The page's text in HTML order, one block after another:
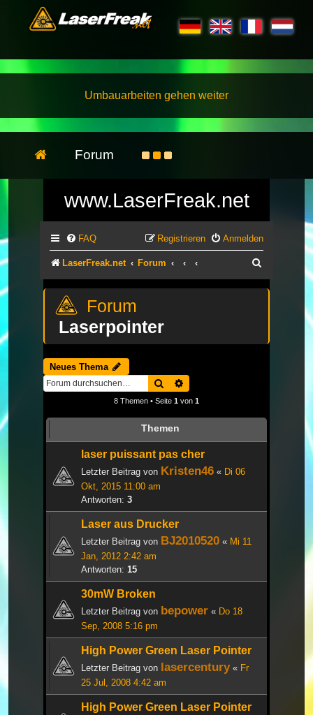
Umbauarbeiten gehen weiter
Forum
www.LaserFreak.net
FAQ Anmelden
Registrieren
LaserFreak.net Forum
Laserpointer
Neues Thema
Suche
8 Themen • Seite 1 von 1
Themen
laser puissant pas cher
Letzter Beitrag von Kristen46 « Di 06
Okt, 2015 11:00 am
Antworten: 3
Laser aus Drucker
Letzter Beitrag von BJ2010520 « Mi 11
Jan, 2012 2:42 am
Antworten: 15
30mW Broken
Letzter Beitrag von bepower « Do 18
Sep, 2008 5:16 pm
High Power Green Laser Pointer
Letzter Beitrag von lasercentury« Fr
25 Jul, 2008 4:42 am
High Power Green Laser Pointer